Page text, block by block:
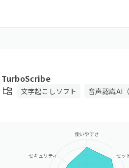
TurboScribe
文字起こしソフト 音声認識AI
使いやすさ
セッ
セキュリティ